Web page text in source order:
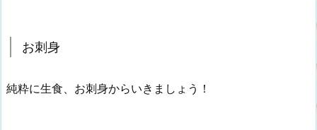
お刺身
純粋に生食、お刺身からいきましょう！